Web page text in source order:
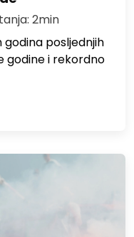
2min
godina posljednjih
godine i rekordno